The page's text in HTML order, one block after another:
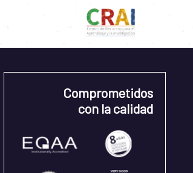
Comprometidos
con la calidad